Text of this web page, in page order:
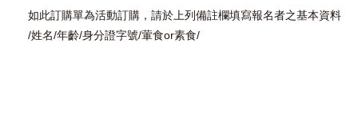
如此訂購單為活動訂購，請於上列備註欄填寫報名者之基本資料
/姓名/年齡/身分證字號/葷食or素食/